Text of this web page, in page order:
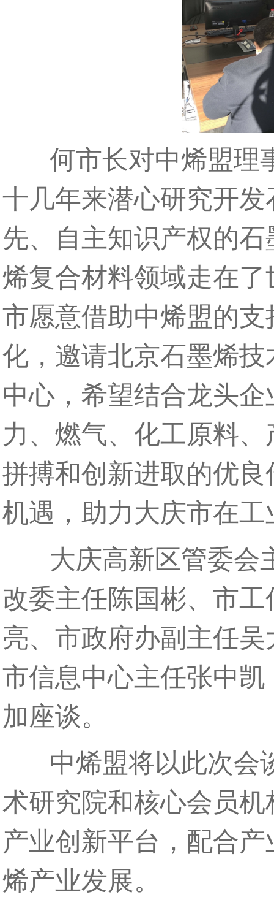
何市长对中烯盟理
十几年来潜心研究开
先、自主知识产权的
烯复合材料领域走在
市愿意借助中烯盟的
化，邀请北京石墨烯
中心，希望结合龙头
力、燃气、化工原料
拼搏和创新进取的优
机遇，助力大庆市在
大庆高新区管委会
改委主任陈国彬、市
亮、市政府办副主任
市信息中心主任张中
加座谈。
中烯盟将以此次会
术研究院和核心会员
产业创新平台，配合
烯产业发展。